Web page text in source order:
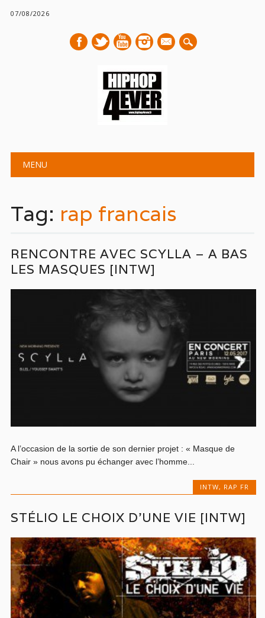
07/08/2026
mail
Main menu
MENU
Tag: rap francais
RENCONTRE AVEC SCYLLA – A BAS
LES MASQUES [INTW]
A l’occasion de la sortie de son dernier projet : « Masque de
Chair » nous avons pu échanger avec l’homme...
INTW, RAP FR
STÉLIO LE CHOIX D’UNE VIE [INTW]